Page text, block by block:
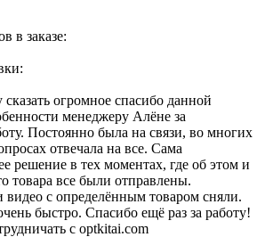
в заказе:
огромное спасибо данной
менеджеру Алёне за
Постоянно была на связи, во многих
отвечала на все. Сама
решение в тех моментах, где об этом и
товара все были отправлены.
видео с определённым товаром сняли.
быстро. Спасибо ещё раз за работу!
с optkitai.com